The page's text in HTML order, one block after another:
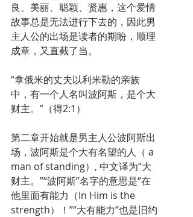
良、美丽、聪颖、贤惠，这个爱情
故事总是无法进行下去的，因此男
主人公的出场是读者的期盼，顺理
成章，又直截了当。
“拿俄米的丈夫以利米勒的亲族
中，有一个人名叫波阿斯，是个大
财主。”（得2:1）
第二章开始就是男主人公波阿斯出
场，波阿斯是个大有名望的人（ a
man of standing）, 中文译为“大
财主。”“波阿斯”名字的意思是“在
他里面有能力（In Him is the
strength）！”“大有能力”也是旧约